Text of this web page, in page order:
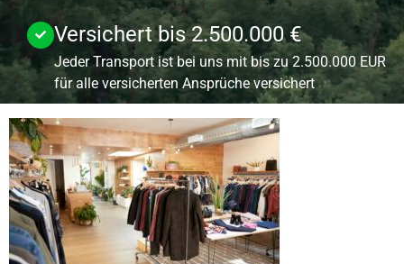
Versichert bis 2.500.000 €
Jeder Transport ist bei uns mit bis zu 2.500.000 EUR
für alle versicherten Ansprüche versichert